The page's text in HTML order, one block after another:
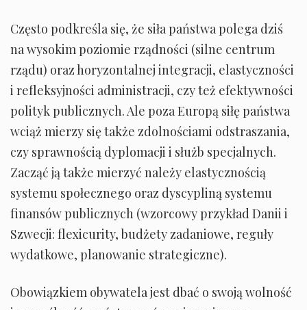
Często podkreśla się, że siła państwa polega dziś
na wysokim poziomie rządności (silne centrum
rządu) oraz horyzontalnej integracji, elastyczności
i refleksyjności administracji, czy też efektywności
polityk publicznych. Ale poza Europą siłę państwa
wciąż mierzy się także zdolnościami odstraszania,
czy sprawnością dyplomacji i służb specjalnych.
Zacząć ją także mierzyć należy elastycznością
systemu społecznego oraz dyscypliną systemu
finansów publicznych (wzorcowy przykład Danii i
Szwecji: flexicurity, budżety zadaniowe, reguły
wydatkowe, planowanie strategiczne).
Obowiązkiem obywatela jest dbać o swoją wolność